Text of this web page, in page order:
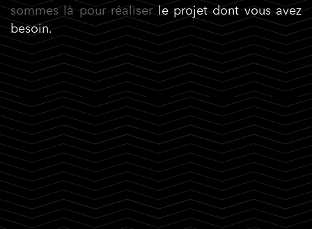
sommes là pour réaliser le projet dont vous avez
besoin.